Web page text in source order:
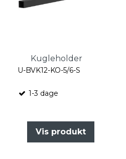
Kugleholder
U-BVK12-KO-5/6-S
1-3 dage
Vis produkt